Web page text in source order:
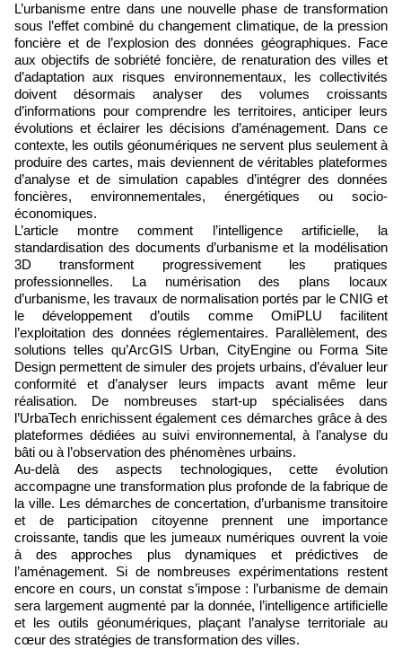
L’urbanisme entre dans une nouvelle phase de transformation
sous l’effet combiné du changement climatique, de la pression
foncière et de l’explosion des données géographiques. Face
aux objectifs de sobriété foncière, de renaturation des villes et
d’adaptation aux risques environnementaux, les collectivités
doivent désormais analyser des volumes croissants
d’informations pour comprendre les territoires, anticiper leurs
évolutions et éclairer les décisions d’aménagement. Dans ce
contexte, les outils géonumériques ne servent plus seulement à
produire des cartes, mais deviennent de véritables plateformes
d’analyse et de simulation capables d’intégrer des données
foncières, environnementales, énergétiques ou socio-
économiques.
L’article montre comment l’intelligence artificielle, la
standardisation des documents d’urbanisme et la modélisation
3D transforment progressivement les pratiques
professionnelles. La numérisation des plans locaux
d’urbanisme, les travaux de normalisation portés par le CNIG et
le développement d’outils comme OmiPLU facilitent
l’exploitation des données réglementaires. Parallèlement, des
solutions telles qu’ArcGIS Urban, CityEngine ou Forma Site
Design permettent de simuler des projets urbains, d’évaluer leur
conformité et d’analyser leurs impacts avant même leur
réalisation. De nombreuses start-up spécialisées dans
l’UrbaTech enrichissent également ces démarches grâce à des
plateformes dédiées au suivi environnemental, à l’analyse du
bâti ou à l’observation des phénomènes urbains.
Au-delà des aspects technologiques, cette évolution
accompagne une transformation plus profonde de la fabrique de
la ville. Les démarches de concertation, d’urbanisme transitoire
et de participation citoyenne prennent une importance
croissante, tandis que les jumeaux numériques ouvrent la voie
à des approches plus dynamiques et prédictives de
l’aménagement. Si de nombreuses expérimentations restent
encore en cours, un constat s’impose : l’urbanisme de demain
sera largement augmenté par la donnée, l’intelligence artificielle
et les outils géonumériques, plaçant l’analyse territoriale au
cœur des stratégies de transformation des villes.